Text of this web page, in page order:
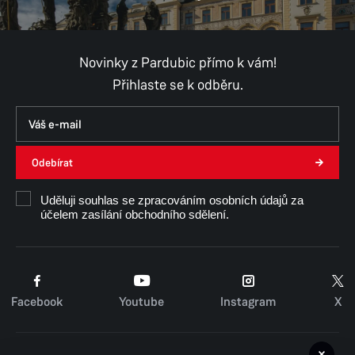
Novinky z Pardubic přímo k vám!
Přihlaste se k odběru.
Odebírat
Uděluji souhlas se zpracováním osobních údajů za
účelem zasílání obchodního sdělení.
Facebook Youtube Instagram X